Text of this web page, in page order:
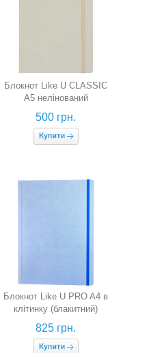
Блокнот Like U CLASSIC
A5 нелінований
(фісташковий, 130 г/м2)
500 грн.
Блокнот Like U PRO A4 в
клітинку (блакитний)
825 грн.